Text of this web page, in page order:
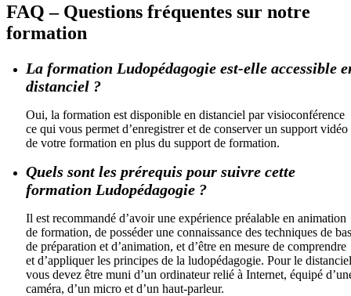
FAQ – Questions fréquentes sur notre
formation
La formation Ludopédagogie est-elle accessible
distanciel ?
Oui, la formation est disponible en distanciel par visioconférence
ce qui vous permet d’enregistrer et de conserver un support vidéo
de votre formation en plus du support de formation.
Quels sont les prérequis pour suivre cette
formation Ludopédagogie ?
Il est recommandé d’avoir une expérience préalable en animation
de formation, de posséder une connaissance des techniques de
de préparation et d’animation, et d’être en mesure de comprendre
et d’appliquer les principes de la ludopédagogie. Pour le
vous devez être muni d’un ordinateur relié à Internet, équipé
caméra, d’un micro et d’un haut-parleur.